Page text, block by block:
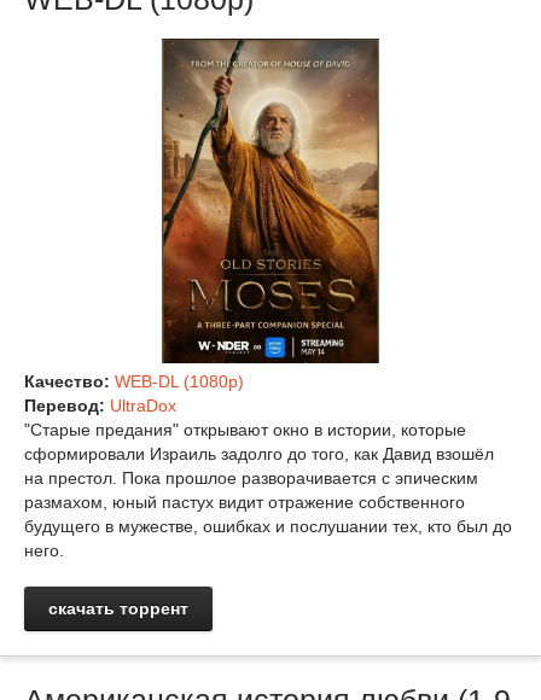
Качество: WEB-DL (1080p)
Перевод: UltraDox
"Старые предания" открывают окно в истории, которые
сформировали Израиль задолго до того, как Давид взошёл
на престол. Пока прошлое разворачивается с эпическим
размахом, юный пастух видит отражение собственного
будущего в мужестве, ошибках и послушании тех, кто был до
него.
скачать торрент